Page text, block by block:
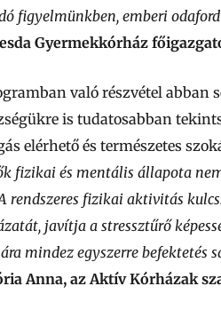
figyelmünkben, emberi
Gyermekkórház
való részvétel abban
is tudatosabban
elérhető és természetes
fizikai és mentális állapota
rendszeres fizikai aktivitás
javítja a stressztűrő
mindez egyszerre befektetés
Anna, az Aktív Kórházak